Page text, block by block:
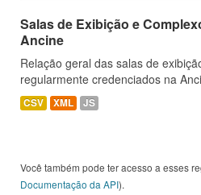
Salas de Exibição e
Ancine
Relação geral das salas de
regularmente credenciados na
CSV XML JS
Você também pode ter acesso a esses
Documentação da API).